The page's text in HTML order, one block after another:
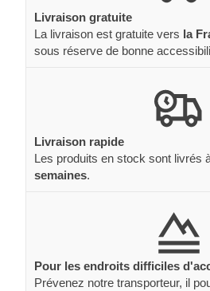
Livraison gratuite
La livraison est gratuite vers la
sous réserve de bonne
Livraison rapide
Les produits en stock sont livrés
semaines.
Pour les endroits difficiles
Prévenez notre transporteur, il